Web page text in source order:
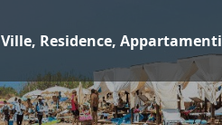
Ville, Residence, Appartamenti